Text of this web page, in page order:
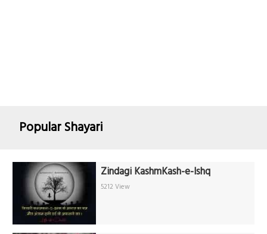
Popular Shayari
Zindagi KashmKash-e-Ishq
5212 View